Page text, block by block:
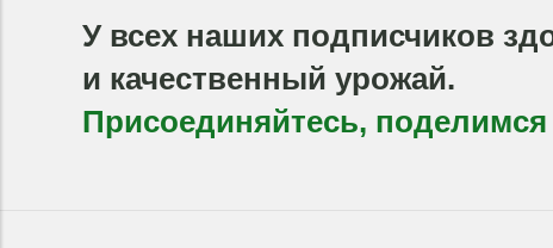
У всех наших подписчиков
и качественный урожай.
Присоединяйтесь,